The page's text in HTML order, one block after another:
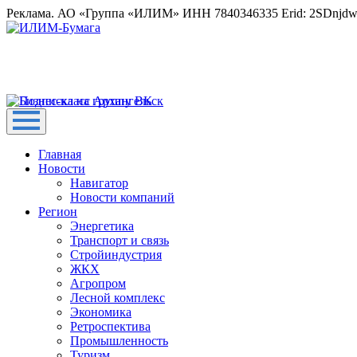
Реклама. АО «Группа «ИЛИМ» ИНН 7840346335 Erid:
Главная
Новости
Навигатор
Новости компаний
Регион
Энергетика
Транспорт и связь
Стройиндустрия
ЖКХ
Агропром
Лесной комплекс
Экономика
Ретроспектива
Промышленность